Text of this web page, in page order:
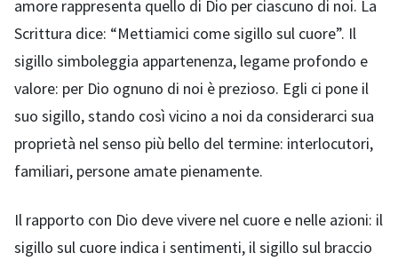
amore rappresenta quello di Dio per ciascuno di noi. La
Scrittura dice: “Mettiamici come sigillo sul cuore”. Il
sigillo simboleggia appartenenza, legame profondo e
valore: per Dio ognuno di noi è prezioso. Egli ci pone il
suo sigillo, stando così vicino a noi da considerarci sua
proprietà nel senso più bello del termine: interlocutori,
familiari, persone amate pienamente.
Il rapporto con Dio deve vivere nel cuore e nelle azioni: il
sigillo sul cuore indica i sentimenti, il sigillo sul braccio